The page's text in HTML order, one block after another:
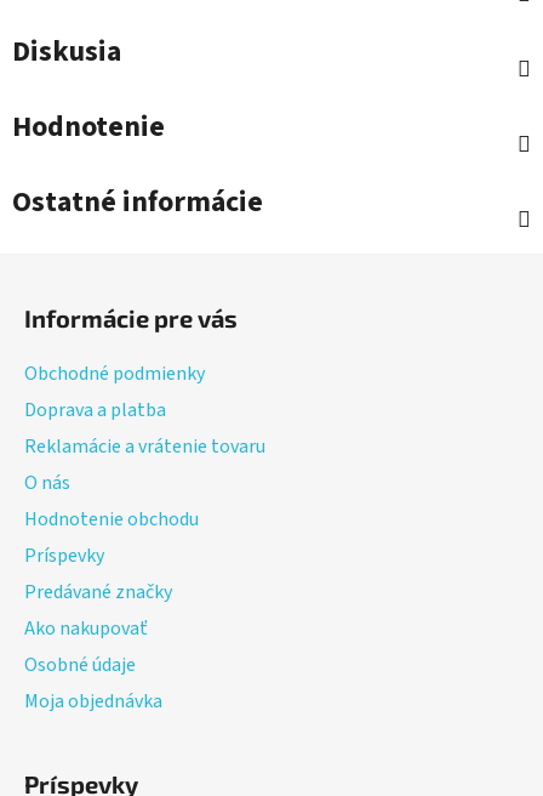
Diskusia
Hodnotenie
Ostatné informácie
Informácie pre vás
Obchodné podmienky
Doprava a platba
Reklamácie a vrátenie tovaru
O nás
Hodnotenie obchodu
Príspevky
Predávané značky
Ako nakupovať
Osobné údaje
Moja objednávka
Príspevky